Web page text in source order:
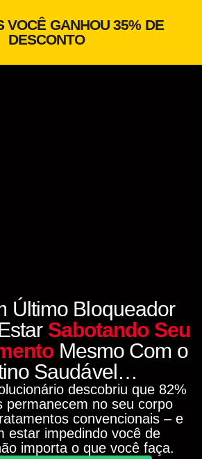
VOCÊ GANHOU 35% DE
DESCONTO
Último Bloqueador
Sabotando Seu
Mesmo Com o
Saudável…
descobriu que 82%
permanecem no seu corpo
convencionais – e
estar impedindo você de
importa o que você faça.